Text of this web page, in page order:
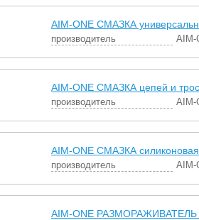
AIM-ONE СМАЗКА
производитель AIM-
AIM-ONE СМАЗКА цепей и
производитель AIM-
AIM-ONE СМАЗКА
производитель AIM-
AIM-ONE РАЗМОРАЖИВАТЕЛЬ